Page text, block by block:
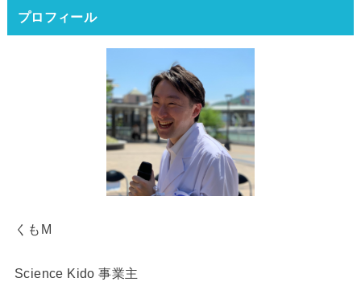
プロフィール
くもM
Science Kido 事業主